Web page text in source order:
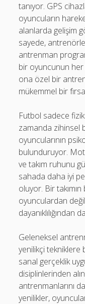
tanıyor. GPS
oyuncuların
alanlarda gelişim
sayede,
antrenman
bir oyuncunun
ona özel bir
mükemmel bir
Futbol sadece
zamanda zihinsel
oyuncularının
bulunduruyor.
ve takım ruhunu
sahada daha iyi
oluyor. Bir
oyunculardan
dayanıklılığından
Geleneksel
yenilikçi tekniklere
sanal gerçeklik
disiplinlerinden
antrenmanlarını
yenilikler,